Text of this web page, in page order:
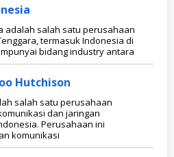
adalah salah satu perusahaan
termasuk Indonesia di
bidang industry antara
Hutchison
salah satu perusahaan
dan jaringan
Perusahaan ini
komunikasi